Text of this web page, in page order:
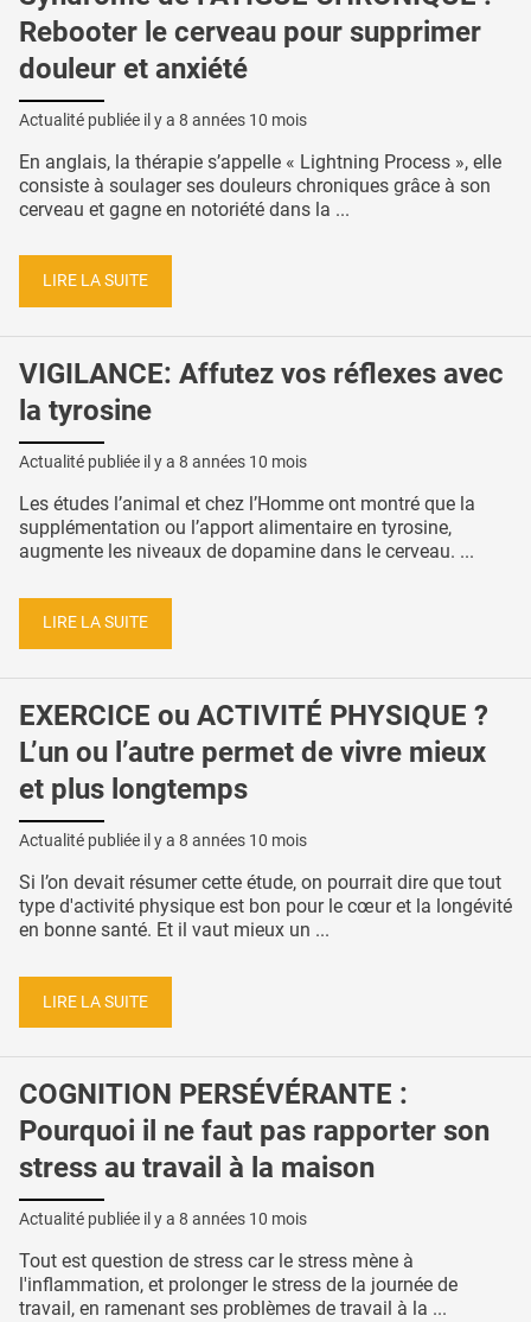
Rebooter le cerveau pour supprimer
douleur et anxiété
Actualité publiée il y a 8 années 10 mois
En anglais, la thérapie s’appelle « Lightning Process », elle
consiste à soulager ses douleurs chroniques grâce à son
cerveau et gagne en notoriété dans la ...
LIRE LA SUITE
VIGILANCE: Affutez vos réflexes avec
la tyrosine
Actualité publiée il y a 8 années 10 mois
Les études l’animal et chez l’Homme ont montré que la
supplémentation ou l’apport alimentaire en tyrosine,
augmente les niveaux de dopamine dans le cerveau. ...
LIRE LA SUITE
EXERCICE ou ACTIVITÉ PHYSIQUE ?
L’un ou l’autre permet de vivre mieux
et plus longtemps
Actualité publiée il y a 8 années 10 mois
Si l’on devait résumer cette étude, on pourrait dire que tout
type d'activité physique est bon pour le cœur et la longévité
en bonne santé. Et il vaut mieux un ...
LIRE LA SUITE
COGNITION PERSÉVÉRANTE :
Pourquoi il ne faut pas rapporter son
stress au travail à la maison
Actualité publiée il y a 8 années 10 mois
Tout est question de stress car le stress mène à
l'inflammation, et prolonger le stress de la journée de
travail, en ramenant ses problèmes de travail à la ...